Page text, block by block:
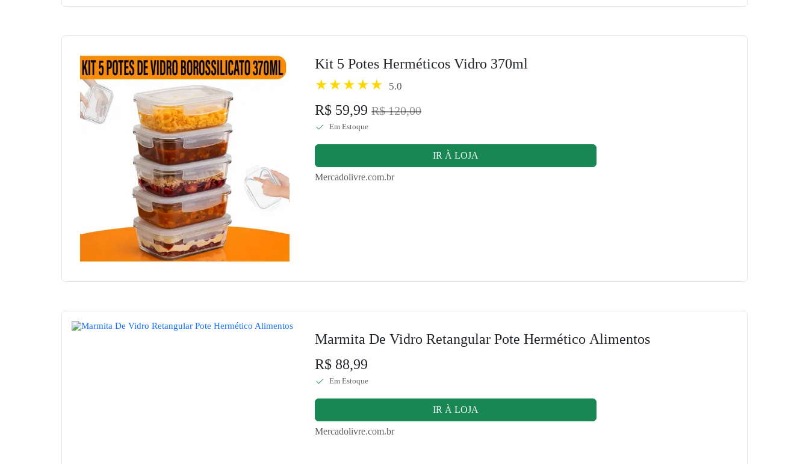
Kit 5 Potes Herméticos Vidro 370ml
5.0
R$ 59,99 R$ 120,00
Em Estoque
IR À LOJA
Mercadolivre.com.br
Marmita De Vidro Retangular Pote Hermético Alimentos
R$ 88,99
Em Estoque
IR À LOJA
Mercadolivre.com.br